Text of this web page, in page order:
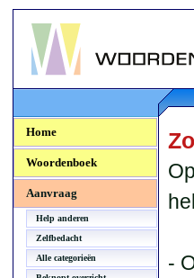
Woordenboek.NU
Home
Woordenboek
Aanvraag
Help anderen
Zelfbedacht
Alle categorieën
-